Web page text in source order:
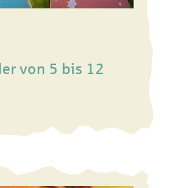
von 5 bis 12